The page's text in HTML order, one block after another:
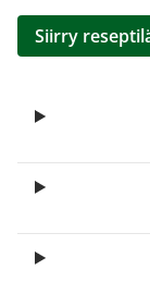
Siirry